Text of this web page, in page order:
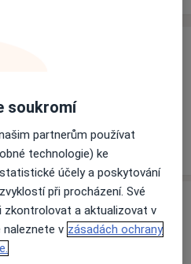
žádné informace o
Mýto
soukromí
partnerům používat
technologie) ke
účely a poskytování
při procházení. Své
zkontrolovat a aktualizovat v
naleznete v zásadách ochrany